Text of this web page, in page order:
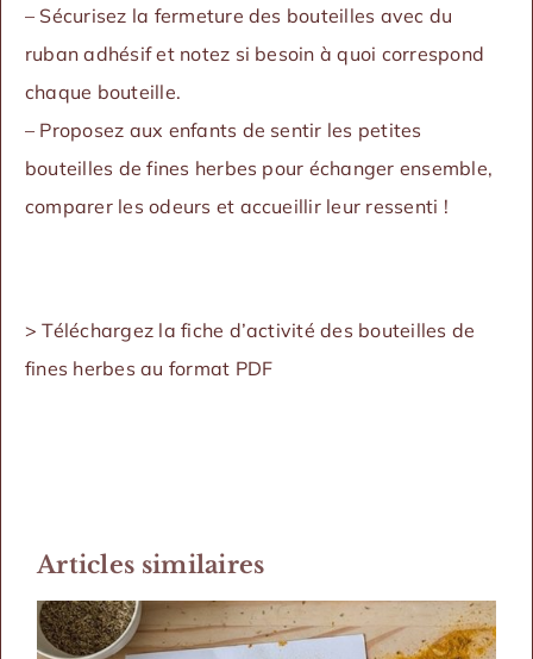
– Sécurisez la fermeture des bouteilles avec du
ruban adhésif et notez si besoin à quoi correspond
chaque bouteille.
– Proposez aux enfants de sentir les petites
bouteilles de fines herbes pour échanger ensemble,
comparer les odeurs et accueillir leur ressenti !
>Téléchargez la fiche d’activité des bouteilles de
fines herbes au format PDF
Articles similaires